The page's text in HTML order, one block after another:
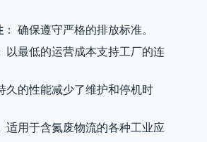
： 确保遵守严格的排放标准。
以最低的运营成本支持工厂的连
久的性能减少了维护和停机时
适用于含氮废物流的各种工业应